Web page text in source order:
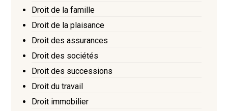
Droit de la famille
Droit de la plaisance
Droit des assurances
Droit des sociétés
Droit des successions
Droit du travail
Droit immobilier